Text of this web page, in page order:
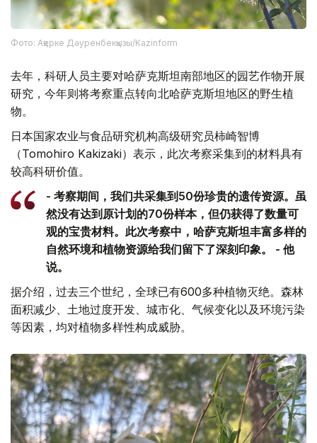
Фото: Ақерке Дәуренбекқызы/Kazinform
去年，科研人员主要对哈萨克斯坦南部地区的园艺作物开展
研究，今年则将考察重点转向北哈萨克斯坦地区的野生植
物。
日本国家农业与食品研究机构高级研究员柿崎智博
（Tomohiro Kakizaki）表示，此次考察采集到的材料具有
较高科研价值。
- 考察期间，我们共采集到50份珍贵的遗传资源。虽
然没有达到原计划的70份样本，但仍获得了数量可
观的宝贵材料。此次考察中，哈萨克斯坦丰富多样的
自然环境和植物资源给我们留下了深刻印象。 - 他
说。
据介绍，过去三个世纪，全球已有600多种植物灭绝。森林
面积减少、土地过度开发、城市化、气候变化以及环境污染
等因素，均对植物多样性构成威胁。